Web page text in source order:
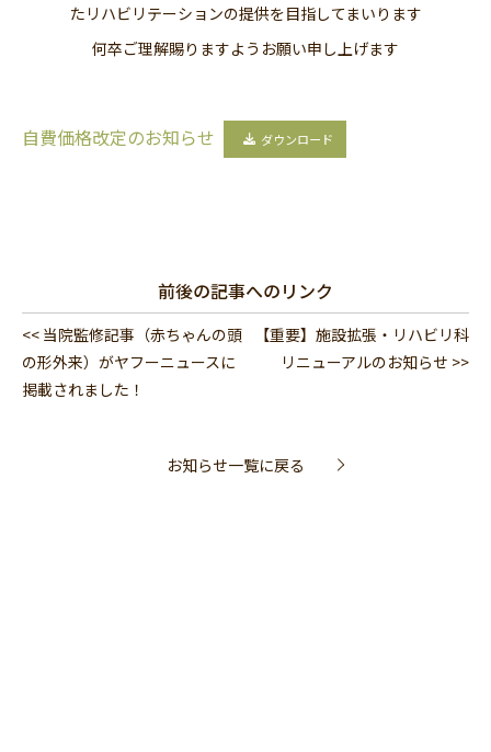
たリハビリテーションの提供を目指してまいります
何卒ご理解賜りますようお願い申し上げます
自費価格改定のお知らせ ダウンロード
前後の記事へのリンク
<< 当院監修記事（赤ちゃんの頭
の形外来）がヤフーニュースに
掲載されました！
【重要】施設拡張・リハビリ科
リニューアルのお知らせ >>
お知らせ一覧に戻る